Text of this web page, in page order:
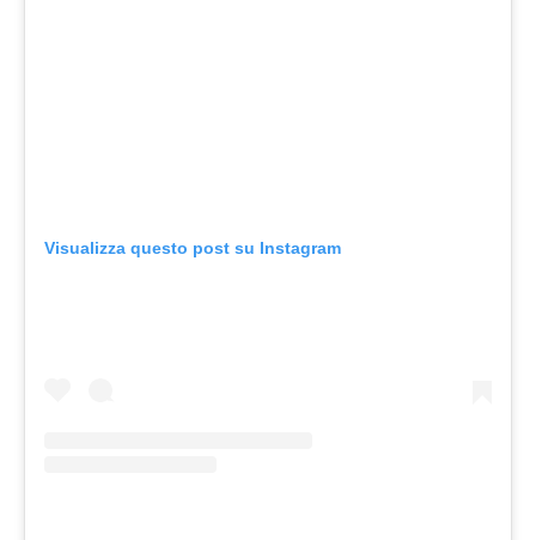
Visualizza questo post su Instagram